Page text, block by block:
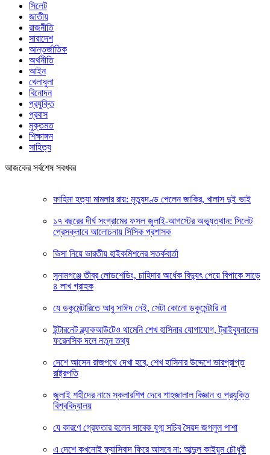
সিলেট
জাতীয়
রাজনীতি
সারাদেশ
আন্তর্জাতিক
অর্থনীতি
আইন
খেলাধুলা
বিনোদন
প্রযুক্তি
প্রবাস
মুক্তমত
শিক্ষাঙ্গন
সাহিত্য
আজকের সর্বশেষ সবখবর
ফাহিমা হত্যা মামলার রায়: মৃত্যুদণ্ড পেলেন জাকির, খালাস দুই ভাই
১৭ বছরের দীর্ঘ সংগ্রামের ফসল জুলাই-আগস্টের অভ্যুত্থান: সিলেট
প্রেসক্লাবে আলোচনায় সিসিক প্রশাসক
ভিসা নিয়ে ভারতীয় হাইকমিশনের সতর্কবার্তা
সুনামগঞ্জে তীব্র লোডশেডিং, চাহিদার অর্ধেক বিদ্যুৎ পেয়ে বিপাকে সাড়ে
৪ লাখ গ্রাহক
যে ডকুমেন্টারিতে আবু সাঈদ নেই, সেটা কোনো ডকুমেন্টারি না
ইন্টারনেট ব্ল্যাকআউটেও থামেনি শেখ হাসিনার যোগাযোগ, ট্রাইব্যুনালের
ফরেনসিক দলে নতুন তথ্য
দেশে আসেন রাজপথে দেখা হবে, শেখ হাসিনার উদ্দেশে ভারপ্রাপ্ত
রাষ্ট্রপতি
জুলাই শহীদের নামে স্কলারশিপ দেবে শাহজালাল বিজ্ঞান ও প্রযুক্তি
বিশ্ববিদ্যালয়
যে কারণে গ্রেফতার হলেন সাবেক যুগ্ম সচিব সৈয়দ জগলুল পাশা
এ দেশে কখনোই ফ্যাসিবাদ ফিরে আসবে না: আব্দুল কাইয়ুম চৌধুরী